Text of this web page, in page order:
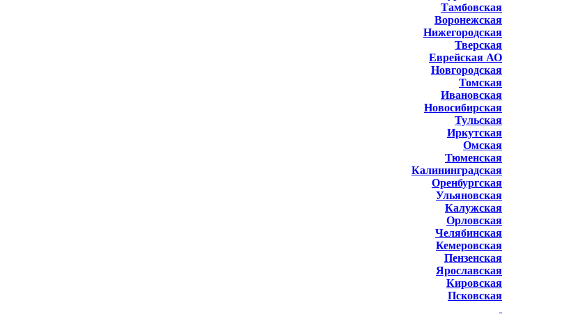
Тамбовская
Воронежская
Нижегородская
Тверская
Еврейская АО
Новгородская
Томская
Ивановская
Новосибирская
Тульская
Иркутская
Омская
Тюменская
Калининградская
Оренбургская
Ульяновская
Калужская
Орловская
Челябинская
Кемеровская
Пензенская
Ярославская
Кировская
Псковская